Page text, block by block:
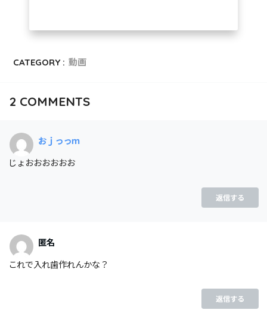
CATEGORY : 動画
2 COMMENTS
おｊっっｍ
じょおおおおおお
返信する
匿名
これで入れ歯作れんかな？
返信する